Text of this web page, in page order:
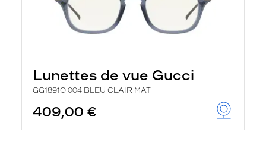
Lunettes de vue Gucci
GG1891O 004 BLEU CLAIR MAT
409,00 €